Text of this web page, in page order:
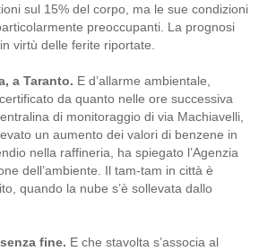
sul 15% del corpo, ma le sue condizioni
preoccupanti. La prognosi
virtù delle ferite riportate.
a Taranto. E d’allarme ambientale,
da quanto nelle ore successiva
di monitoraggio di via Machiavelli,
un aumento dei valori di benzene in
nella raffineria, ha spiegato l’Agenzia
dell’ambiente. Il tam-tam in città è
quando la nube s’è sollevata dallo
fine. E che stavolta s’associa al